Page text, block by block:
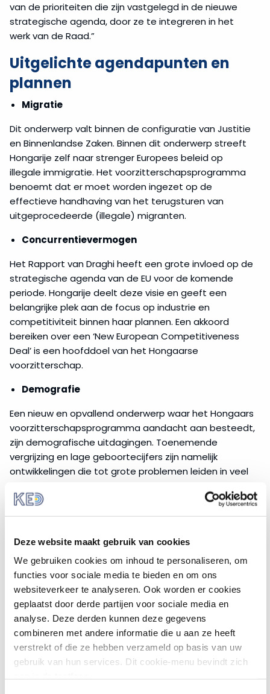
Deze website maakt gebruik van cookies
We gebruiken cookies om inhoud te personaliseren, om
functies voor sociale media te bieden en om ons
websiteverkeer te analyseren. Ook worden er cookies
geplaatst door derde partijen voor sociale media en
analyse. Deze derden kunnen deze gegevens
combineren met andere informatie die u aan ze heeft
verstrekt of die ze hebben verzameld op basis van uw
gebruik van hun services. Dit cookie-menu bevindt zich
van de prioriteiten die zijn vastgelegd in de nieuwe
strategische agenda, door ze te integreren in het
werk van de Raad.”
Uitgelichte agendapunten en
plannen
Migratie
Dit onderwerp valt binnen de configuratie van Justitie
en Binnenlandse Zaken. Binnen dit onderwerp streeft
Hongarije zelf naar strenger Europees beleid op
illegale immigratie. Het voorzitterschapsprogramma
benoemt dat er moet worden ingezet op de
effectieve handhaving van het terugsturen van
uitgeprocedeerde (illegale) migranten.
Concurrentievermogen
Het Rapport van Draghi heeft een grote invloed op de
strategische agenda van de EU voor de komende
periode. Hongarije deelt deze visie en geeft een
belangrijke plek aan de focus op industrie en
competitiviteit binnen haar plannen. Een akkoord
bereiken over een ‘New European Competitiveness
Deal’ is een hoofddoel van het Hongaarse
voorzitterschap.
Demografie
Een nieuw en opvallend onderwerp waar het Hongaars
voorzitterschapsprogramma aandacht aan besteedt,
zijn demografische uitdagingen. Toenemende
vergrijzing en lage geboortecijfers zijn namelijk
ontwikkelingen die tot grote problemen leiden in veel
niet werkenden, onhoudbare sociale
zekerheidsvoorzieningen en de balans tussen werk en
de noodzaak van effectief Europees beleid.
Voortgang Hongaars
voorzitterschap
Alhoewel deze punten op de agenda stonden bij de
verschillende configuraties van de Raad van de
Europese Unie, was het niet aannemelijk dat het
Hongaars voorzitterschap soepel richting ging geven
aan deze onderwerpen. Voorafgaand aan de start